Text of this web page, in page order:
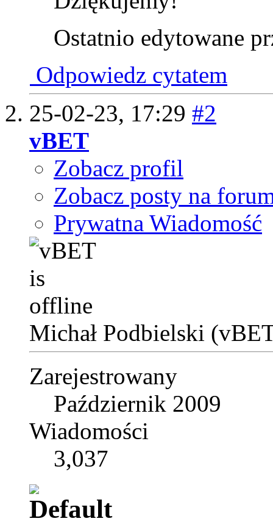
Ostatnio edytowane
Odpowiedz cytatem
25-02-23, 17:29 #2
vBET
Zobacz profil
Zobacz posty na
Prywatna Wiadomość
Michał Podbielski
Zarejestrowany
Październik 2009
Wiadomości
3,037